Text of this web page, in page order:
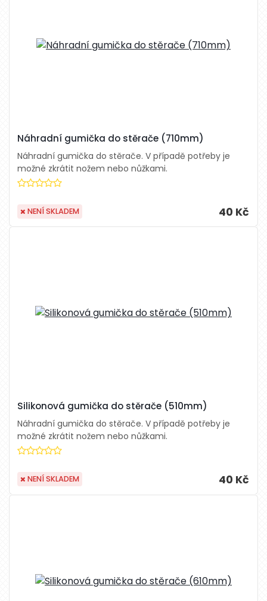
Náhradní gumička do stěrače (710mm)
Náhradní gumička do stěrače. V případě potřeby je
možné zkrátit nožem nebo nůžkami.
40 Kč
NENÍ SKLADEM
Silikonová gumička do stěrače (510mm)
Náhradní gumička do stěrače. V případě potřeby je
možné zkrátit nožem nebo nůžkami.
40 Kč
NENÍ SKLADEM